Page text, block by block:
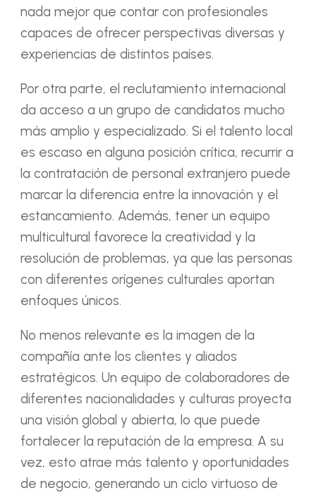
nada mejor que contar con profesionales
capaces de ofrecer perspectivas diversas y
experiencias de distintos países.
Por otra parte, el reclutamiento internacional
da acceso a un grupo de candidatos mucho
más amplio y especializado. Si el talento local
es escaso en alguna posición crítica, recurrir a
la contratación de personal extranjero puede
marcar la diferencia entre la innovación y el
estancamiento. Además, tener un equipo
multicultural favorece la creatividad y la
resolución de problemas, ya que las personas
con diferentes orígenes culturales aportan
enfoques únicos.
No menos relevante es la imagen de la
compañía ante los clientes y aliados
estratégicos. Un equipo de colaboradores de
diferentes nacionalidades y culturas proyecta
una visión global y abierta, lo que puede
fortalecer la reputación de la empresa. A su
vez, esto atrae más talento y oportunidades
de negocio, generando un ciclo virtuoso de